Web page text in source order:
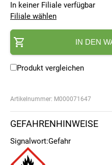
In keiner Filiale verfügbar
Filiale wählen
IN DEN
Produkt vergleichen
Artikelnummer: M000071647
GEFAHRENHINWEISE
Signalwort:Gefahr